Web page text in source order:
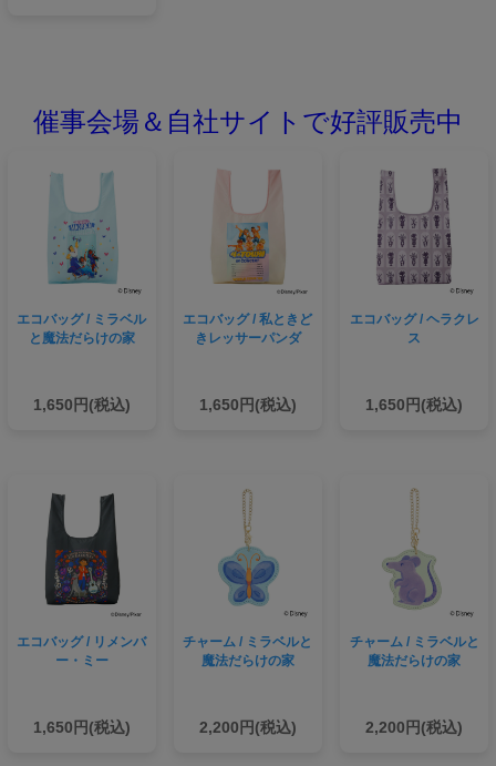
催事会場＆自社サイトで好評販売中
エコバッグ / ミラベル
と魔法だらけの家
1,650円(税込)
エコバッグ / 私ときど
きレッサーパンダ
1,650円(税込)
エコバッグ / ヘラクレ
ス
1,650円(税込)
エコバッグ / リメンバ
ー・ミー
1,650円(税込)
チャーム / ミラベルと
魔法だらけの家
2,200円(税込)
チャーム / ミラベルと
魔法だらけの家
2,200円(税込)